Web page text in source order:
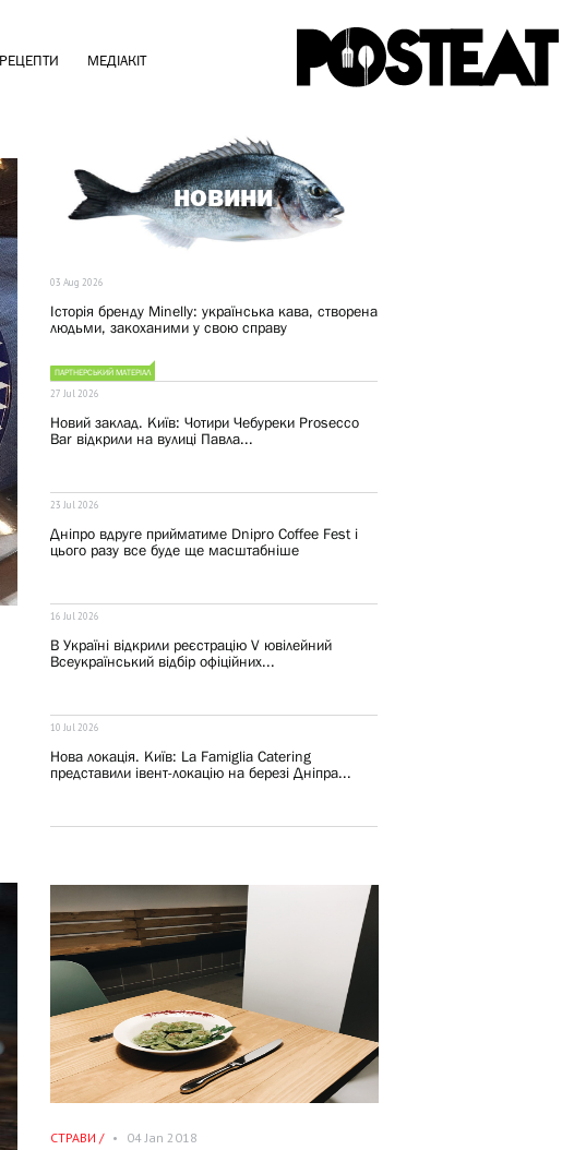
РЕЦЕПТИ МЕДІАКІТ
НОВИНИ
03 Aug 2026
Історія бренду Minelly: українська кава, створена
людьми, закоханими у свою справу
ПАРТНЕРСЬКИЙ МАТЕРІАЛ
27 Jul 2026
Новий заклад. Київ: Чотири Чебуреки Prosecco
Bar відкрили на вулиці Павла...
23 Jul 2026
Дніпро вдруге прийматиме Dnipro Coffee Fest і
цього разу все буде ще масштабніше
16 Jul 2026
В Україні відкрили реєстрацію V ювілейний
Всеукраїнський відбір офіційних...
10 Jul 2026
Нова локація. Київ: La Famiglia Catering
представили івент-локацію на березі Дніпра...
СТРАВИ / • 04 Jan 2018